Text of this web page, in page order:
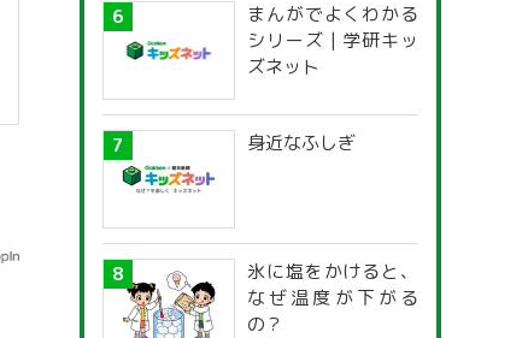
まんがでよくわかる
シリーズ | 学研キッ
ズネット
身近なふしぎ
氷に塩をかけると、
なぜ温度が下がる
の？